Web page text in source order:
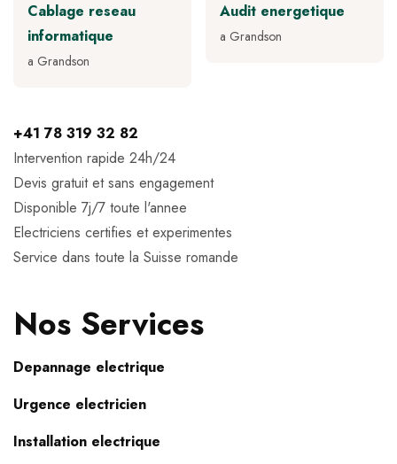
Cablage reseau
informatique
a Grandson
Audit energetique
a Grandson
+41 78 319 32 82
Intervention rapide 24h/24
Devis gratuit et sans engagement
Disponible 7j/7 toute l'annee
Electriciens certifies et experimentes
Service dans toute la Suisse romande
Nos Services
Depannage electrique
Urgence electricien
Installation electrique